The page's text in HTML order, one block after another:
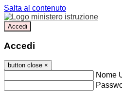
Salta al contenuto
Accedi
Accedi
button close ×
Nome